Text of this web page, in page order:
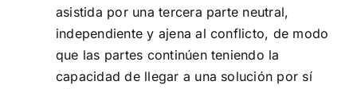
asistida por una tercera parte neutral,
independiente y ajena al conflicto, de modo
que las partes continúen teniendo la
capacidad de llegar a una solución por sí